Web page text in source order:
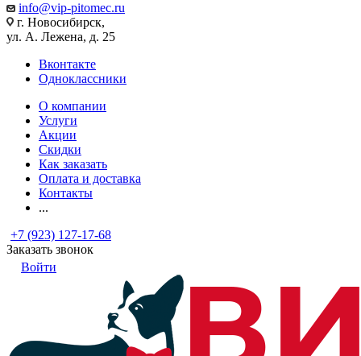
info@vip-pitomec.ru
г. Новосибирск,
ул. А. Лежена, д. 25
Вконтакте
Одноклассники
О компании
Услуги
Акции
Скидки
Как заказать
Оплата и доставка
Контакты
...
+7 (923) 127-17-68
Заказать звонок
Войти